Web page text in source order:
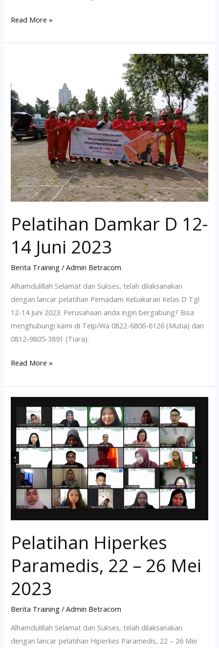
Read More »
Pelatihan Damkar D 12-
14 Juni 2023
Berita Training /Admin Betracom
Alhamdulillah Selamat dan Sukses, telah dilaksanakan
dengan lancar pelatihan Pemadam Kebakaran Kelas D Tgl
12-14 Juni 2023. Perusahaan anda ingin bergabung? Bisa
menghubungi kami di Telp/Wa 0822-6806-6126 (Mutia) dan
0812-9805-3891 (Tiara).
D
12-
14
Juni
2023
Read More »
Pelatihan Hiperkes
Paramedis, 22 – 26 Mei
2023
Berita Training /Admin Betracom
Alhamdulillah Selamat dan Sukses, telah dilaksanakan
dengan lancar pelatihan Hiperkes Paramedis, 22 – 26 Mei
Hiperkes
Paramedis,
22
–
26
Mei
2023